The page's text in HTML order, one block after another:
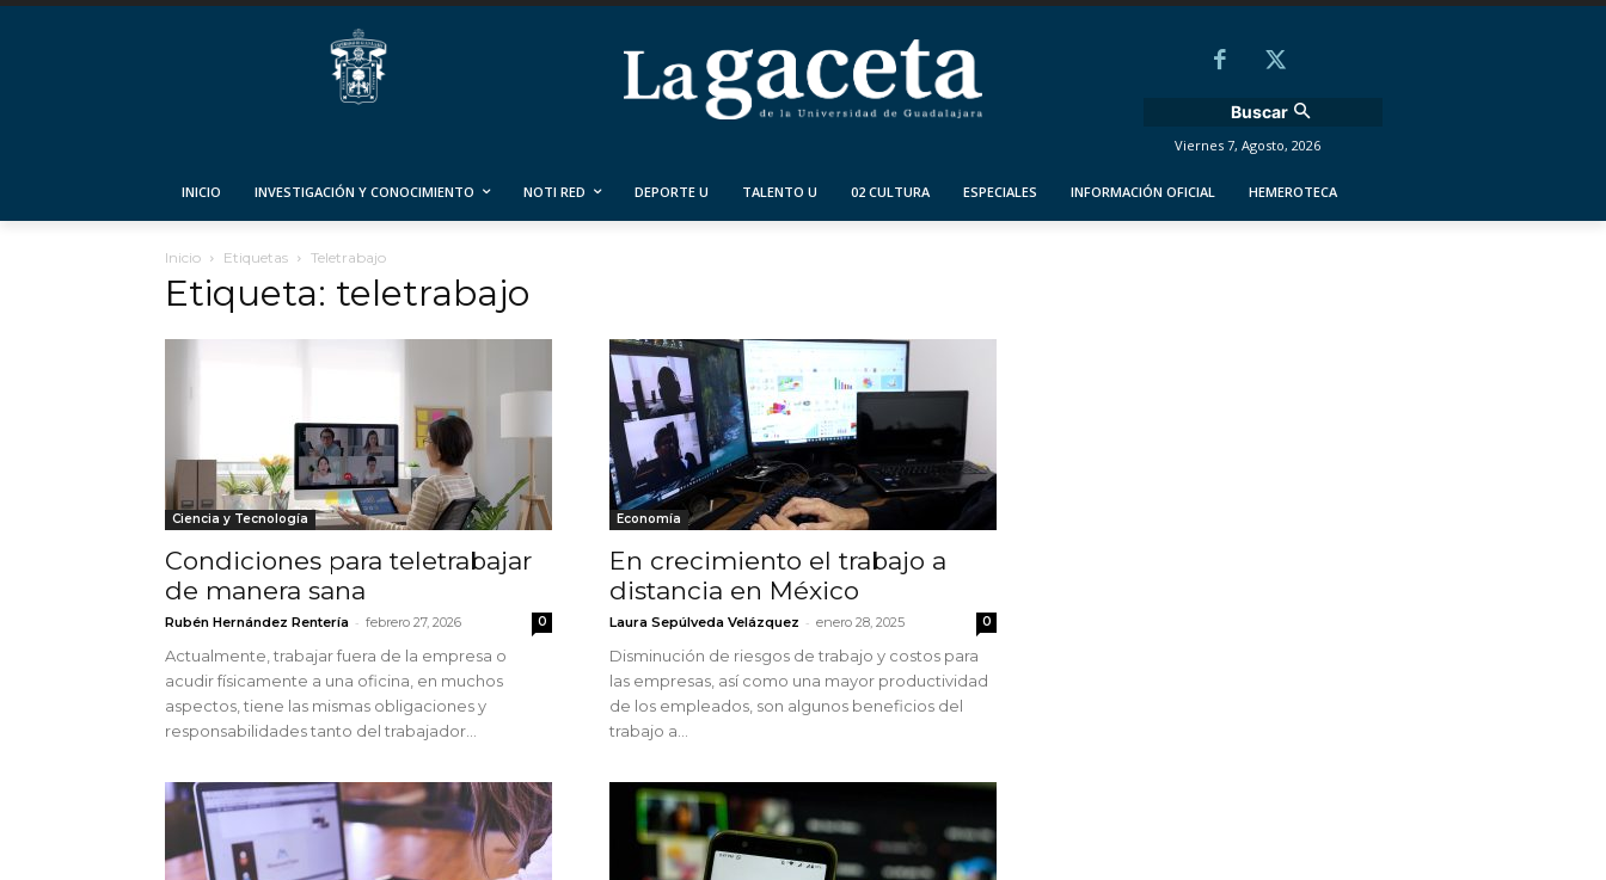
Buscar
Viernes 7, Agosto, 2026
INICIO INVESTIGACIÓN Y CONOCIMIENTO NOTI RED DEPORTE U TALENTO U 02 CULTURA ESPECIALES INFORMACIÓN OFICIAL HEMEROTECA
Inicio Etiquetas Teletrabajo
Etiqueta: teletrabajo
Ciencia y Tecnología
Condiciones para teletrabajar
de manera sana
Rubén Hernández Rentería - febrero 27, 2026 0
Actualmente, trabajar fuera de la empresa o
acudir físicamente a una oficina, en muchos
aspectos, tiene las mismas obligaciones y
responsabilidades tanto del trabajador...
Economía
En crecimiento el trabajo a
distancia en México
Laura Sepúlveda Velázquez - enero 28, 2025 0
Disminución de riesgos de trabajo y costos para
las empresas, así como una mayor productividad
de los empleados, son algunos beneficios del
trabajo a...